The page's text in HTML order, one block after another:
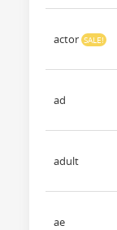
actor SALE!
ad
adult
ae